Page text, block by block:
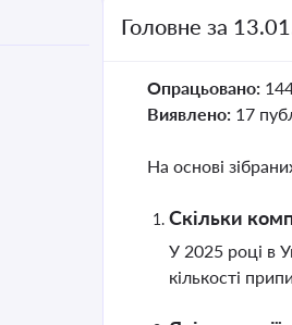
Головне за
Опрацьовано:
Виявлено: 17
На основі
Скільки
У 2025 році в
кількості